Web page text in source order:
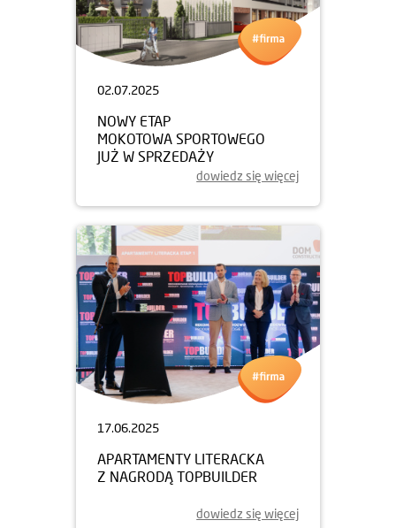
02.07.2025
NOWY ETAP
MOKOTOWA SPORTOWEGO
JUŻ W SPRZEDAŻY
dowiedz się więcej
17.06.2025
APARTAMENTY LITERACKA
Z NAGRODĄ TOPBUILDER
dowiedz się więcej